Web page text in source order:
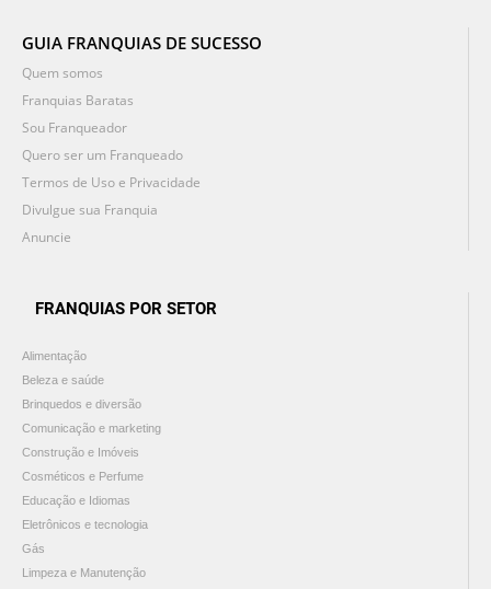
GUIA FRANQUIAS DE SUCESSO
Quem somos
Franquias Baratas
Sou Franqueador
Quero ser um Franqueado
Termos de Uso e Privacidade
Divulgue sua Franquia
Anuncie
FRANQUIAS POR SETOR
Alimentação
Beleza e saúde
Brinquedos e diversão
Comunicação e marketing
Construção e Imóveis
Cosméticos e Perfume
Educação e Idiomas
Eletrônicos e tecnologia
Gás
Limpeza e Manutenção